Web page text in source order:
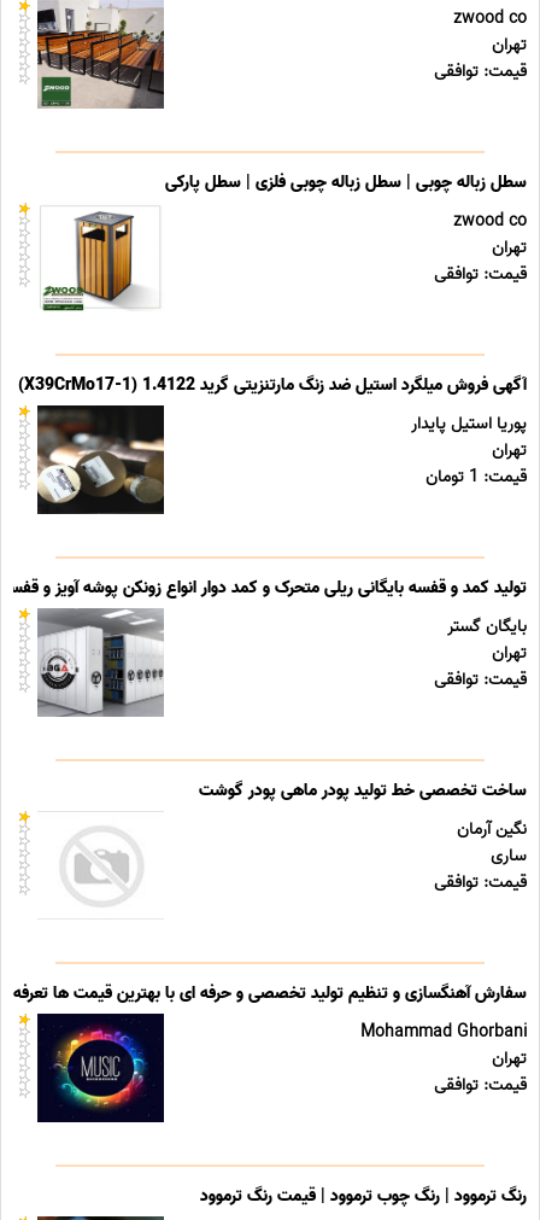
zwood co
تهران
قیمت: توافقی
سطل زباله چوبی | سطل زباله چوبی فلزی | سطل پارکی
zwood co
تهران
قیمت: توافقی
آگهی فروش میلگرد استیل ضد زنگ مارتنزیتی گرید 1.4122 (X39CrMo17-1)
پوریا استیل پایدار
تهران
قیمت: 1 تومان
تولید کمد و قفسه بایگانی ریلی متحرک و کمد دوار انواع زونکن پوشه آویز و قفسه
بایگان گستر
تهران
قیمت: توافقی
ساخت تخصصی خط تولید پودر ماهی پودر گوشت
نگین آرمان
ساری
قیمت: توافقی
سفارش آهنگسازی و تنظیم تولید تخصصی و حرفه ای با بهترین قیمت ها تعرفه
Mohammad Ghorbani
تهران
قیمت: توافقی
رنگ ترموود | رنگ چوب ترموود | قیمت رنگ ترموود